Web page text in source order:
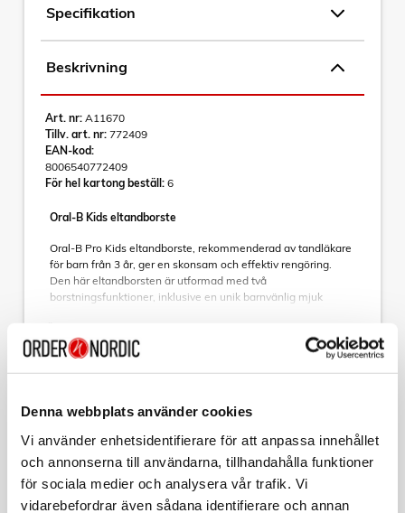
Denna webbplats använder cookies
Vi använder enhetsidentifierare för att anpassa innehållet
och annonserna till användarna, tillhandahålla funktioner
för sociala medier och analysera vår trafik. Vi
vidarebefordrar även sådana identifierare och annan
Specifikation
Beskrivning
Art. nr: A11670
Tillv. art. nr: 772409
EAN-kod:
8006540772409
För hel kartong beställ: 6
Oral-B Kids eltandborste
Oral-B Pro Kids eltandborste, rekommenderad av tandläkare
för barn från 3 år, ger en skonsam och effektiv rengöring.
Den här eltandborsten är utformad med två
borstningsfunktioner, inklusive en unik barnvänlig mjuk
Fyra klistermärken medföljer så att barnet självt kan dekorera
handtaget.
- Den ultimata tandborsten för en bättre och mer skonsam
- Runt borsthuvud med en storlek som passar små munnar
- Varsam mot tandköttet med extra mjuka borststrån
- 2 borstningsfunktioner: Daglig rengöring, och det unika
Sensitive Plus-läget för en otroligt skonsam upplevelse
- Gör tandborsthandtaget personligt med 4 roliga utbytbara
Tillbehör
Borsthuvud Sensitive Clean & Care 4st